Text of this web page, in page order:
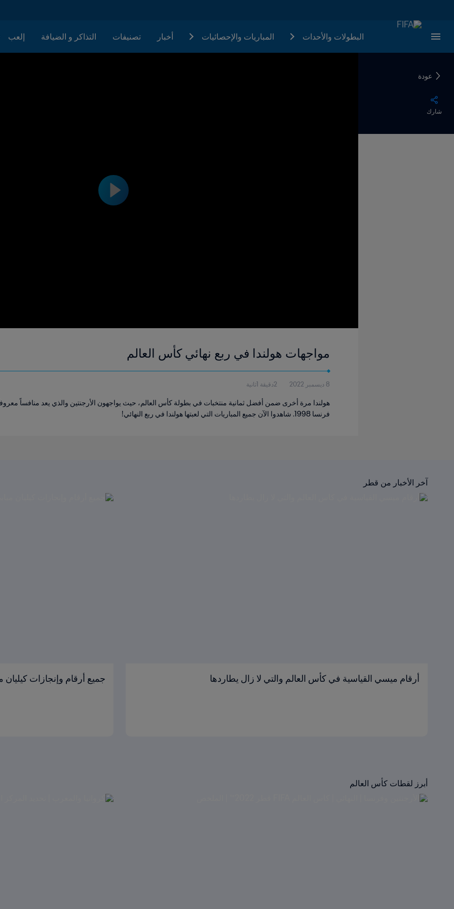
البطولات والأحدات المباريات والإحصائيات أخبار تصنيفات التذاكر و الضيافة إلعب
عودة
شارك
مواجهات هولندا في ربع نهائي كأس العالم
8 ديسمبر 2022 2دقيقة 1ثانية
هولندا مرة أخرى ضمن أفضل ثمانية منتخبات في بطولة كأس العالم، حيث يواجهون الأرجنتين والذي يعد منافساً
فرنسا 1998. شاهدوا الآن جميع المباريات التي لعبتها هولندا في ربع النهائي!
آخر الأخبار من قطر
أرقام ميسي القياسية في كأس العالم والتي لا زال يطاردها جميع أرقام وإنجازات
أبرز لقطات كأس العالم